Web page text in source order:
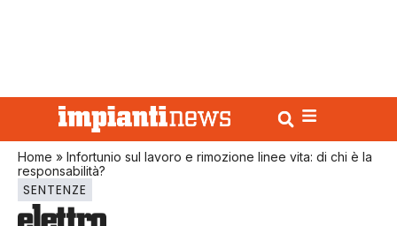
Home » Infortunio sul lavoro e rimozione linee vita: di chi è la
responsabilità?
SENTENZE